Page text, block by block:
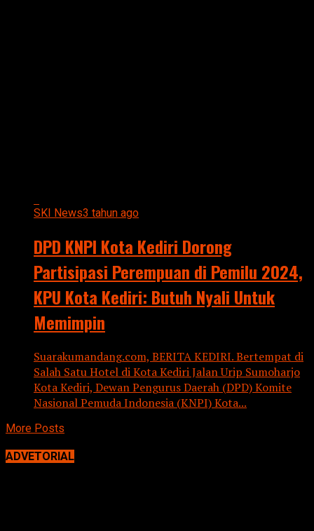
SKI News3 tahun ago
DPD KNPI Kota Kediri Dorong
Partisipasi Perempuan di Pemilu 2024,
KPU Kota Kediri: Butuh Nyali Untuk
Memimpin
Suarakumandang.com, BERITA KEDIRI. Bertempat di
Salah Satu Hotel di Kota Kediri Jalan Urip Sumoharjo
Kota Kediri, Dewan Pengurus Daerah (DPD) Komite
Nasional Pemuda Indonesia (KNPI) Kota...
More Posts
ADVETORIAL